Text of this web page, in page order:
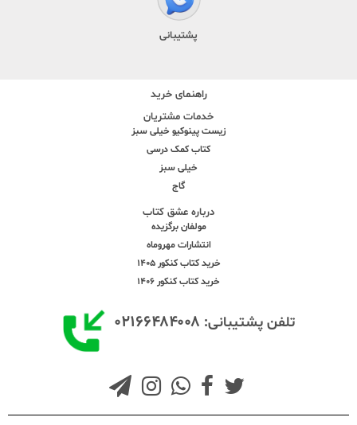
پشتیبانی
راهنمای خرید
خدمات مشتریان
زیست پینوکیو خیلی سبز
کتاب کمک درسی
خیلی سبز
گاج
درباره عشق کتاب
مولفان برگزیده
انتشارات مهروماه
خرید کتاب کنکور 1405
خرید کتاب کنکور 1406
تلفن پشتیبانی: ۰۲۱۶۶۴۸۴۰۰۸